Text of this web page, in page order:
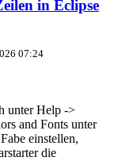
in Eclipse
07:24
unter Help ->
and Fonts unter
einstellen,
die